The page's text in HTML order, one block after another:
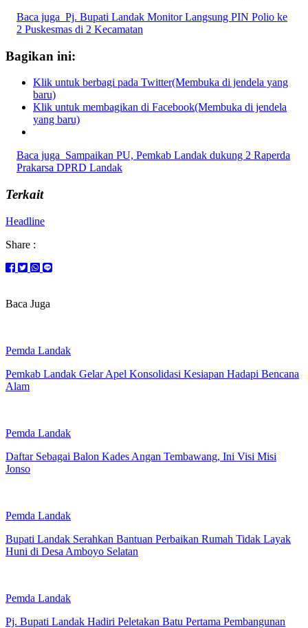
Baca juga Pj. Bupati Landak Monitor Langsung PIN Polio ke
2 Puskesmas di 2 Kecamatan
Bagikan ini:
Klik untuk berbagi pada Twitter(Membuka di jendela yang
baru)
Klik untuk membagikan di Facebook(Membuka di jendela
yang baru)
Baca juga Sampaikan PU, Pemkab Landak dukung 2 Raperda
Prakarsa DPRD Landak
Terkait
Headline
Share :
Baca Juga
Pemda Landak
Pemkab Landak Gelar Apel Konsolidasi Kesiapan Hadapi Bencana
Alam
Pemda Landak
Daftar Sebagai Balon Kades Angan Tembawang, Ini Visi Misi
Jonso
Pemda Landak
Bupati Landak Serahkan Bantuan Perbaikan Rumah Tidak Layak
Huni di Desa Amboyo Selatan
Pemda Landak
Pj. Bupati Landak Hadiri Peletakan Batu Pertama Pembangunan